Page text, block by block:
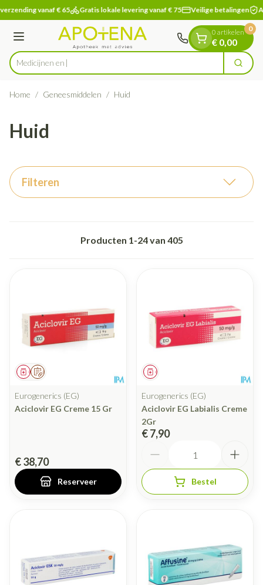
Ga naar de inhoud
1 van 1vanaf € 65 Gratis lokale levering vanaf € 75 Veilige betalingen
Menu
Product, merk, categorie... Zoek
0 artikelen
€ 0,00
0
Home / Geneesmiddelen / Huid
Huid
Filteren
Producten 1-24van 405
Op voorschrift
Geneesmiddel
Eurogenerics (EG)
Aciclovir EG Creme 15 Gr
€ 38,70
Reserveer
Geneesmiddel
Eurogenerics (EG)
Aciclovir EG Labialis Creme
2Gr
€ 7,90
Bestel